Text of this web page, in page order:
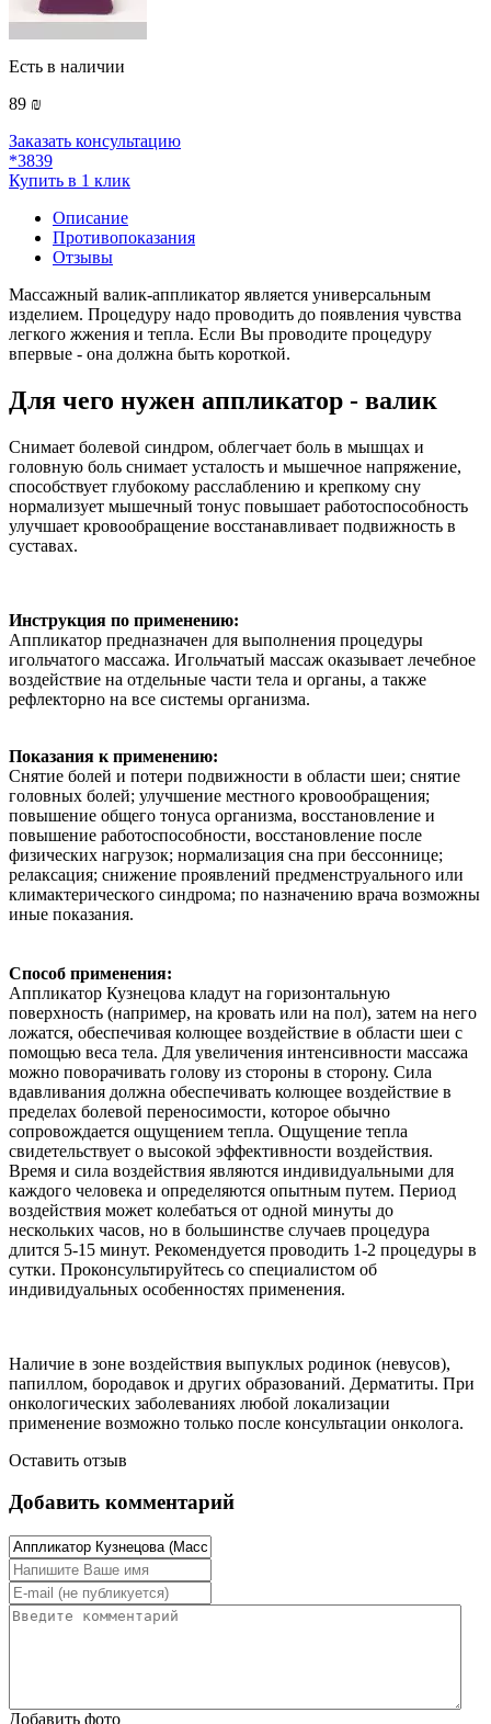
Есть в наличии
89 ₪
Заказать консультацию
*3839
Купить в 1 клик
Описание
Противопоказания
Отзывы
Массажный валик-аппликатор является универсальным
изделием. Процедуру надо проводить до появления чувства
легкого жжения и тепла. Если Вы проводите процедуру
впервые - она должна быть короткой.
Для чего нужен аппликатор - валик
Снимает болевой синдром, облегчает боль в мышцах и
головную боль снимает усталость и мышечное напряжение,
способствует глубокому расслаблению и крепкому сну
нормализует мышечный тонус повышает работоспособность
улучшает кровообращение восстанавливает подвижность в
суставах.
Инструкция по применению:
Аппликатор предназначен для выполнения процедуры
игольчатого массажа. Игольчатый массаж оказывает лечебное
воздействие на отдельные части тела и органы, а также
рефлекторно на все системы организма.
Показания к применению:
Снятие болей и потери подвижности в области шеи; снятие
головных болей; улучшение местного кровообращения;
повышение общего тонуса организма, восстановление и
повышение работоспособности, восстановление после
физических нагрузок; нормализация сна при бессоннице;
релаксация; снижение проявлений предменструального или
климактерического синдрома; по назначению врача возможны
иные показания.
Способ применения:
Аппликатор Кузнецова кладут на горизонтальную
поверхность (например, на кровать или на пол), затем на него
ложатся, обеспечивая колющее воздействие в области шеи с
помощью веса тела. Для увеличения интенсивности массажа
можно поворачивать голову из стороны в сторону. Сила
вдавливания должна обеспечивать колющее воздействие в
пределах болевой переносимости, которое обычно
сопровождается ощущением тепла. Ощущение тепла
свидетельствует о высокой эффективности воздействия.
Время и сила воздействия являются индивидуальными для
каждого человека и определяются опытным путем. Период
воздействия может колебаться от одной минуты до
нескольких часов, но в большинстве случаев процедура
длится 5-15 минут. Рекомендуется проводить 1-2 процедуры в
сутки. Проконсультируйтесь со специалистом об
индивидуальных особенностях применения.
Наличие в зоне воздействия выпуклых родинок (невусов),
папиллом, бородавок и других образований. Дерматиты. При
онкологических заболеваниях любой локализации
применение возможно только после консультации онколога.
Оставить отзыв
Добавить комментарий
Добавить фото